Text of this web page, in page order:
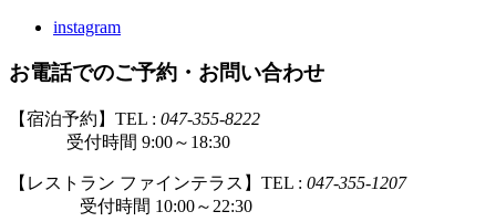
instagram
お電話でのご予約・お問い合わせ
【宿泊予約】TEL : 047-355-8222
受付時間 9:00～18:30
【レストラン ファインテラス】TEL : 047-355-1207
受付時間 10:00～22:30